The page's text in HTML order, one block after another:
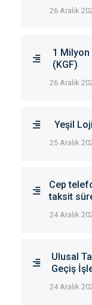
26 Aralık
1 Milyon
(KGF)
26 Aralık
Yeşil
25 Aralık
Cep
taksit
24 Aralık
Ulusal
Geçiş
24 Aralık